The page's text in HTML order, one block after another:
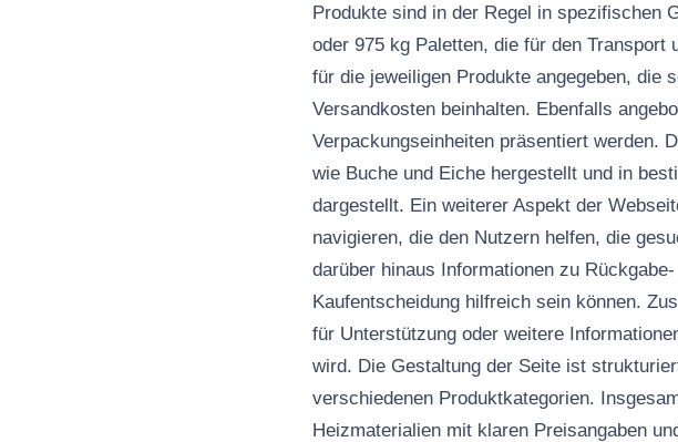
Produkte sind in der Regel in spezifischen
oder 975 kg Paletten, die für den
für die jeweiligen Produkte angegeben, die
Versandkosten beinhalten. Ebenfalls
Verpackungseinheiten präsentiert werden.
wie Buche und Eiche hergestellt und in
dargestellt. Ein weiterer Aspekt der
navigieren, die den Nutzern helfen, die
darüber hinaus Informationen zu
Kaufentscheidung hilfreich sein können.
für Unterstützung oder weitere
wird. Die Gestaltung der Seite ist
verschiedenen Produktkategorien.
Heizmaterialien mit klaren Preisangaben